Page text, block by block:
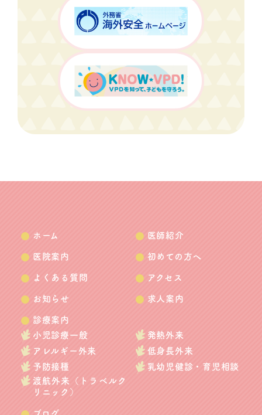
ホーム 医師紹介
医院案内 初めての方へ
よくある質問 アクセス
お知らせ 求人案内
診療案内
小児診療一般
発熱外来
アレルギー外来
低身長外来
予防接種
乳幼児健診・育児相談
渡航外来（トラベルク
リニック）